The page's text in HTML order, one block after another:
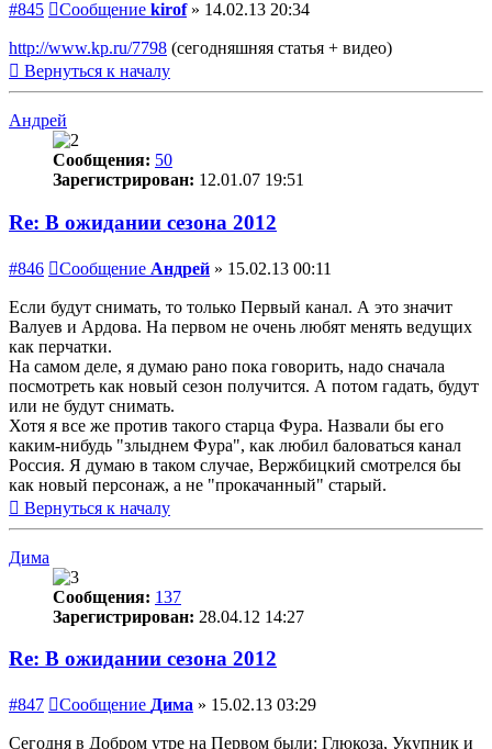
#845 Сообщение kirof» 14.02.13 20:34
http://www.kp.ru/7798 (сегодняшняя статья + видео)
Вернуться к началу
Андрей
Сообщения: 50
Зарегистрирован: 12.01.07 19:51
Re: В ожидании сезона 2012
#846 Сообщение Андрей » 15.02.13 00:11
Если будут снимать, то только Первый канал. А это значит
Валуев и Ардова. На первом не очень любят менять ведущих
как перчатки.
На самом деле, я думаю рано пока говорить, надо сначала
посмотреть как новый сезон получится. А потом гадать, будут
или не будут снимать.
Хотя я все же против такого старца Фура. Назвали бы его
каким-нибудь "злыднем Фура", как любил баловаться канал
Россия. Я думаю в таком случае, Вержбицкий смотрелся бы
как новый персонаж, а не "прокачанный" старый.
Вернуться к началу
Дима
Сообщения: 137
Зарегистрирован: 28.04.12 14:27
Re: В ожидании сезона 2012
#847 Сообщение Дима » 15.02.13 03:29
Сегодня в Добром утре на Первом были: Глюкоза, Укупник и